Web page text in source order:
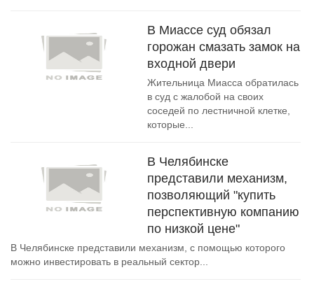
В Миассе суд обязал
горожан смазать замок на
входной двери
Жительница Миасса обратилась
в суд с жалобой на своих
соседей по лестничной клетке,
которые...
В Челябинске
представили механизм,
позволяющий "купить
перспективную компанию
по низкой цене"
В Челябинске представили механизм, с помощью которого
можно инвестировать в реальный сектор...